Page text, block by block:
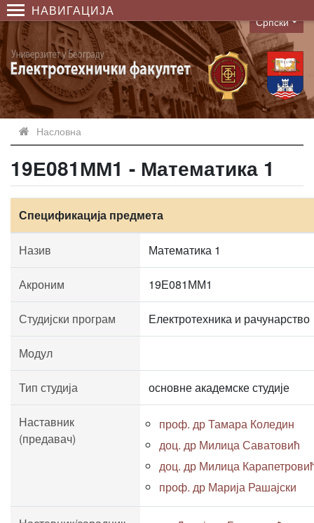
НАВИГАЦИЈА
Language
Српски
Насловна
19Е081ММ1 - Математика 1
Спецификација предмета
Назив Математика 1
Акроним 19Е081ММ1
Студијски програм Електротехника и рачунарство
Модул
Тип студија основне академске студије
Наставник
(предавач)
проф. др Тамара Коледин
доц. др Милица Саватовић
доц. др Милица
проф. др Марија Рашајски